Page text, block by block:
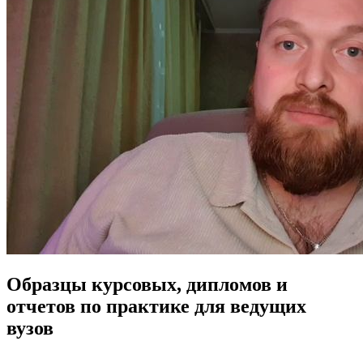
Образцы курсовых, дипломов и
отчетов по практике для ведущих
вузов